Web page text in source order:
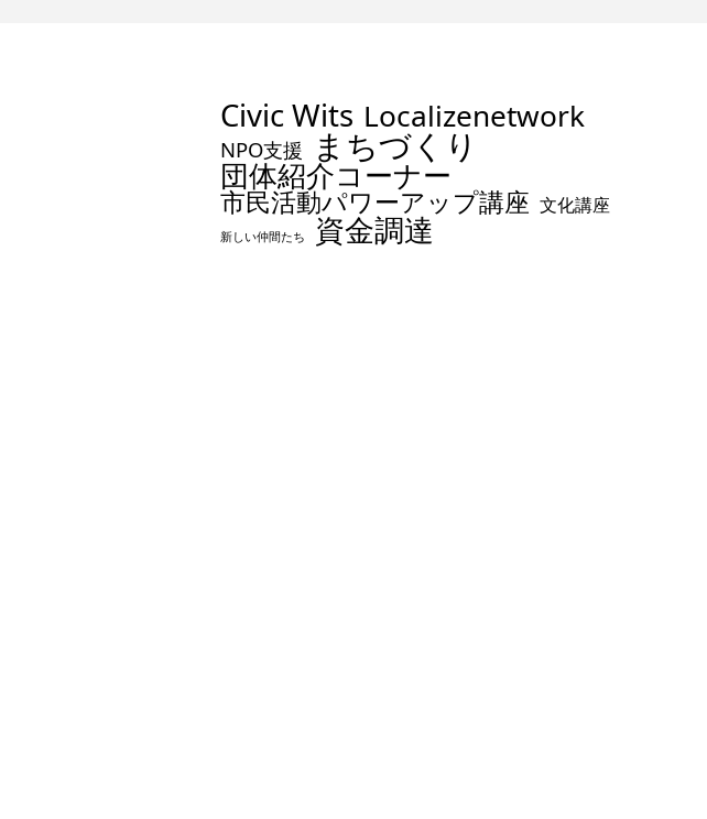
Civic Wits Localizenetwork
NPO支援 まちづくり
団体紹介コーナー
市民活動パワーアップ講座 文化講座
新しい仲間たち 資金調達